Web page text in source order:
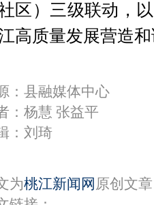
社区）三级联动，
高质量发展营造
：县融媒体中心
：杨慧 张益平
：刘琦
为桃江新闻网 原创文